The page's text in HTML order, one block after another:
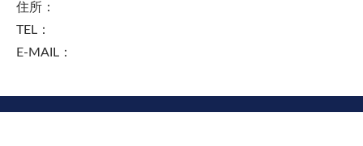
住所：
TEL：
E-MAIL：